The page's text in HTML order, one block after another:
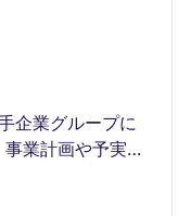
企業グループに
業計画や予実管